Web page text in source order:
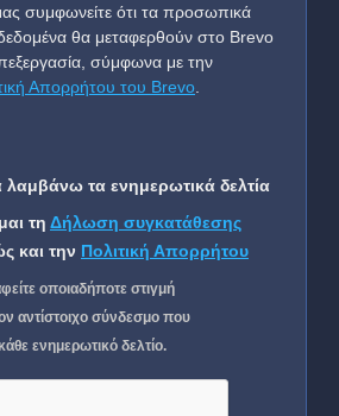
συμφωνείτε ότι τα προσωπικά
θα μεταφερθούν στο Brevo
σύμφωνα με την
Απορρήτου του Brevo
τα ενημερωτικά δελτία
τη Δήλωση συγκατάθεσης
και την Πολιτική Απορρήτου
οποιαδήποτε στιγμή
αντίστοιχο σύνδεσμο που
ενημερωτικό δελτίο.